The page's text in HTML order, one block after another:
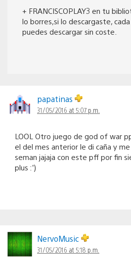
+ FRANCISCOPLAY3 en tu
lo borres,si lo descargaste,
puedes descargar sin coste.
papatinas
31/05/2016 at 5:07 p.m.
LOOL Otro juego de god of war
el del mes anterior le di caña y
seman jajaja con este pff por fin
plus :’)
NervoMusic
31/05/2016 at 5:18 p.m.